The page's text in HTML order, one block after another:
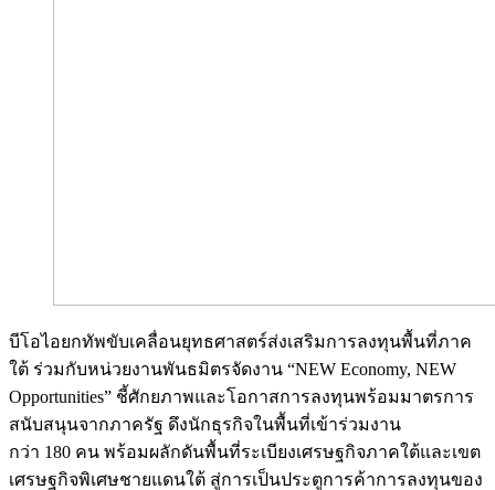
บีโอไอยกทัพขับเคลื่อนยุทธศาสตร์ส่งเสริมการลงทุนพื้นที่ภาค
ใต้ ร่วมกับหน่วยงานพันธมิตรจัดงาน “NEW Economy, NEW
Opportunities” ชี้ศักยภาพและโอกาสการลงทุนพร้อมมาตรการ
สนับสนุนจากภาครัฐ ดึงนักธุรกิจในพื้นที่เข้าร่วมงาน
กว่า 180 คน พร้อมผลักดันพื้นที่ระเบียงเศรษฐกิจภาคใต้และเขต
เศรษฐกิจพิเศษชายแดนใต้ สู่การเป็นประตูการค้าการลงทุนของ